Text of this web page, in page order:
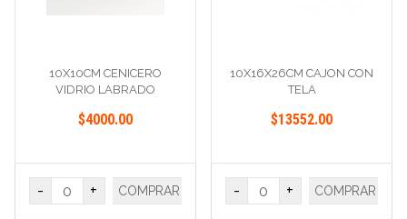
10X10CM CENICERO
VIDRIO LABRADO
$4000.00
- + COMPRAR
10X16X26CM CAJON CON
TELA
$13552.00
- + COMPRAR